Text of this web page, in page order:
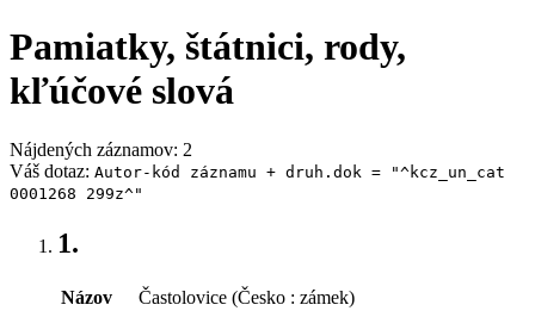
Pamiatky, štátnici, rody,
kľúčové slová
Nájdených záznamov: 2
Váš dotaz: Autor-kód záznamu + druh.dok = "^kcz_un_cat
0001268 299z^"
1.
Názov
Častolovice (Česko : zámek)